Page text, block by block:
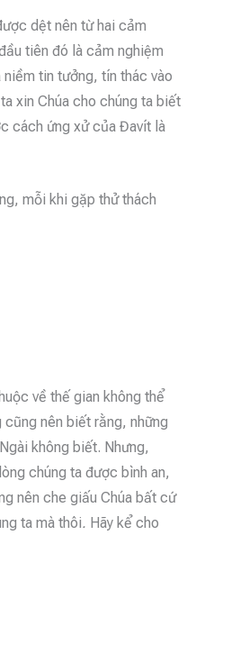
dệt nên từ hai cảm
tiên đó là cảm nghiệm
tin tưởng, tín thác vào
xin Chúa cho chúng ta biết
cách ứng xử của Đavít là
mỗi khi gặp thử thách
về thế gian không thể
nên biết rằng, những
không biết. Nhưng,
chúng ta được bình an,
nên che giấu Chúa bất cứ
ta mà thôi. Hãy kể cho